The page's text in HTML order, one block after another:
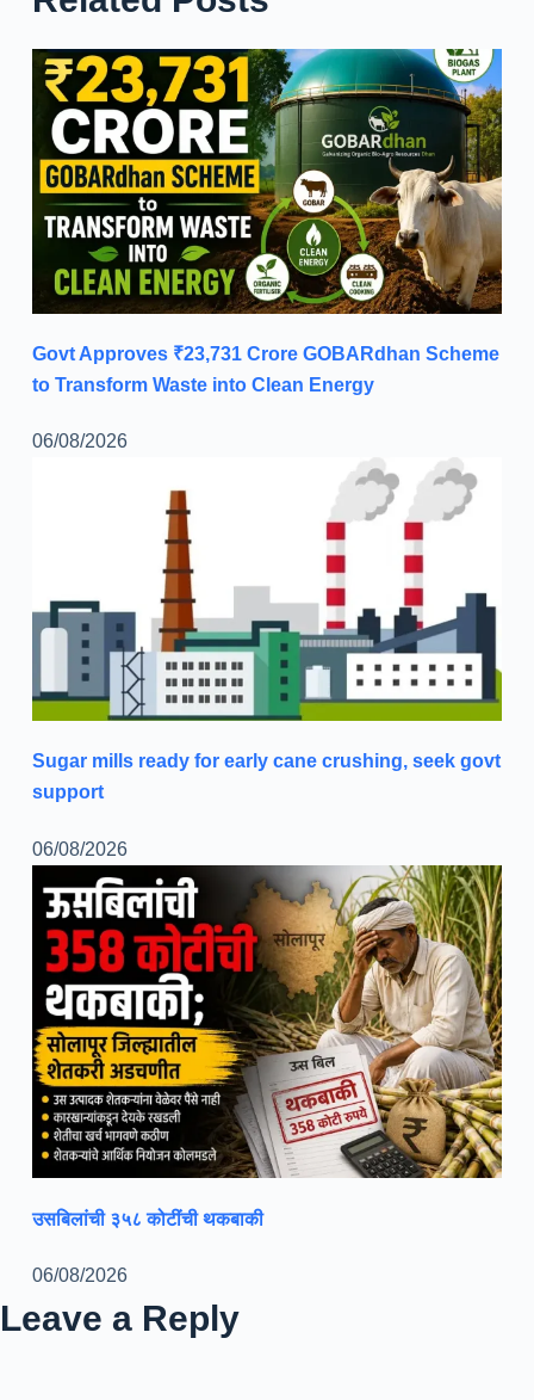
Govt Approves ₹23,731 Crore GOBARdhan Scheme
to Transform Waste into Clean Energy
06/08/2026
Sugar mills ready for early cane crushing, seek govt
support
06/08/2026
उसबिलांची ३५८ कोटींची थकबाकी
06/08/2026
Leave a Reply